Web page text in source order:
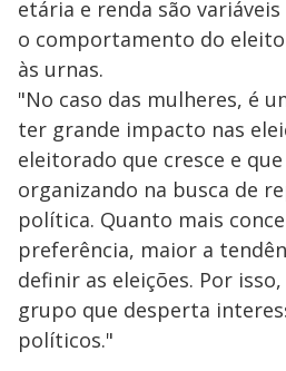
etária e renda são
o comportamento do
às urnas.
"No caso das mulheres, é
ter grande impacto nas
eleitorado que cresce e
organizando na busca de
política. Quanto mais
preferência, maior a
definir as eleições. Por
grupo que desperta
políticos."